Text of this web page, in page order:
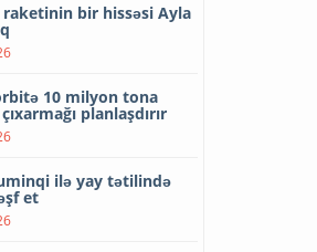
bir hissəsi Ayla
10 milyon tona
planlaşdırır
ilə yay tətilində
et